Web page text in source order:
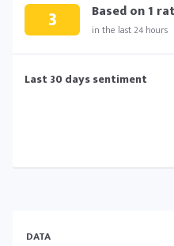
3 Based on1
in the last 24 hours
Last 30 days sentiment
DATA